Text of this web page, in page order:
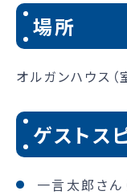
場所
オルガンハウス
ゲストス
一言太郎さ